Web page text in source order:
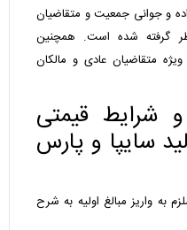
و جوانی جمعیت و متقاضیان
گرفته شده است. همچنین
متقاضیان عادی و مالکان
شرایط قیمتی
سایپا و پارس
به واریز مبالغ اولیه به شرح